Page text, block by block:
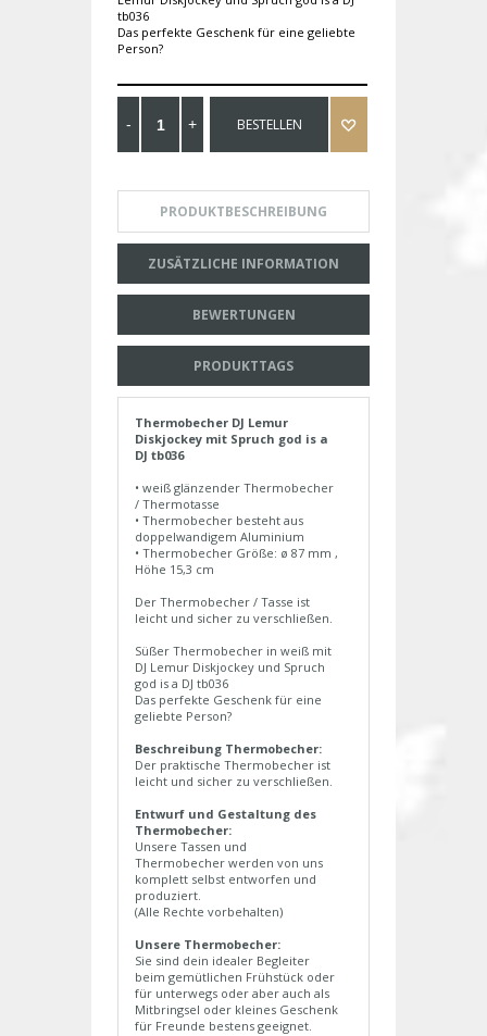
tb036
Das perfekte Geschenk für eine geliebte
Person?
BESTELLEN
PRODUKTBESCHREIBUNG
ZUSÄTZLICHE INFORMATION
BEWERTUNGEN
PRODUKTTAGS
Thermobecher DJ Lemur
Diskjockey mit Spruch god is a
DJ tb036
• weiß glänzender Thermobecher
/ Thermotasse
• Thermobecher besteht aus
doppelwandigem Aluminium
• Thermobecher Größe: ø 87 mm ,
Höhe 15,3 cm
Der Thermobecher / Tasse ist
leicht und sicher zu verschließen.
Süßer Thermobecher in weiß mit
DJ Lemur Diskjockey und Spruch
god is a DJ tb036
Das perfekte Geschenk für eine
geliebte Person?
Beschreibung Thermobecher:
Der praktische Thermobecher ist
leicht und sicher zu verschließen.
Entwurf und Gestaltung des
Thermobecher:
Unsere Tassen und
Thermobecher werden von uns
komplett selbst entworfen und
produziert.
(Alle Rechte vorbehalten)
Unsere Thermobecher:
Sie sind dein idealer Begleiter
beim gemütlichen Frühstück oder
für unterwegs oder aber auch als
Mitbringsel oder kleines Geschenk
für Freunde bestens geeignet.